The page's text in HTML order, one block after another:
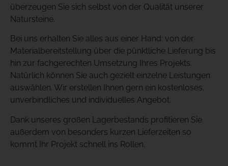
überzeugen Sie sich selbst von der Qualität unserer
Natursteine.
Bei uns erhalten Sie alles aus einer Hand: von der
Materialbereitstellung über die pünktliche Lieferung bis
hin zur fachgerechten Umsetzung Ihres Projekts.
Natürlich können Sie auch gezielt einzelne Leistungen
auswählen. Wir erstellen Ihnen gern ein kostenloses,
unverbindliches und individuelles Angebot.
Dank unseres großen Lagerbestands profitieren Sie
außerdem von besonders kurzen Lieferzeiten so
kommt Ihr Projekt schnell ins Rollen.